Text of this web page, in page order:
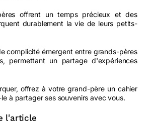
offrent un temps précieux et des
durablement la vie de leurs petits-
complicité émergent entre grands-pères
permettant un partage d'expériences
offrez à votre grand-père un cahier
à partager ses souvenirs avec vous.
l'article